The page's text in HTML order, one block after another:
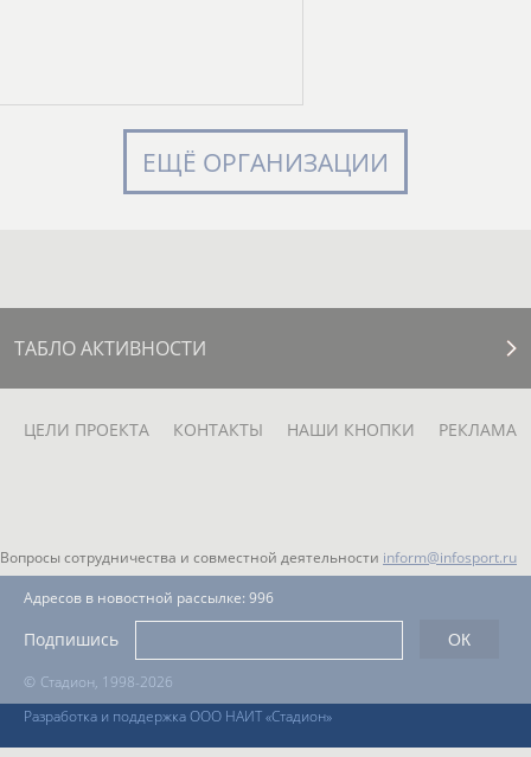
ЕЩЁ ОРГАНИЗАЦИИ
ТАБЛО АКТИВНОСТИ
ЦЕЛИ ПРОЕКТА КОНТАКТЫ НАШИ КНОПКИ РЕКЛАМА
Вопросы сотрудничества и совместной деятельности inform@infosport.ru
© Стадион, 1998-2026
Разработка и поддержка ООО НАИТ «Стадион»
Адресов в новостной рассылке: 996
Подпишись